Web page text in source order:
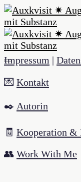
Impressum |
💌 Kontakt
✒️ Autorin
🧾 Kooperation &
👥 Work With Me